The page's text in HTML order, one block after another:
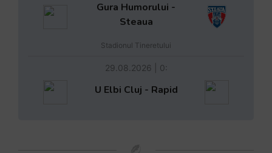
Gura Humorului -
Steaua
Stadionul Tineretului
29.08.2026 | 0:
U Elbi Cluj - Rapid